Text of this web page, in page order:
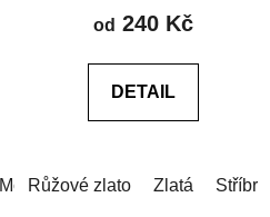
Modrá Modrá (světlá) Šedá
od 240 Kč
DETAIL
Růžové zlato Zlatá